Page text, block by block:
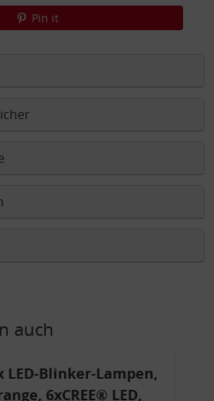
Pin it
auch
LED-Blinker-Lampen,
6xCREE® LED,